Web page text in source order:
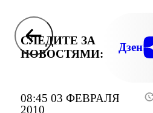
08:45 03 ФЕВРАЛЯ
2010
СЛЕДИТЕ ЗА
НОВОСТЯМИ:
Дзен